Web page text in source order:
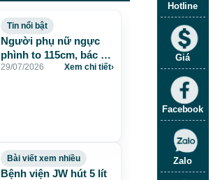
Tin nổi bật
Người phụ nữ ngực
phình to 115cm, bác sĩ
JW lấy gần 5 lít dịch và
29/07/2026 Xem chi tiết›
Bài viết xem nhiều
Bệnh viện JW hút 5 lít
Hotline
Giá
Facebook
Zalo